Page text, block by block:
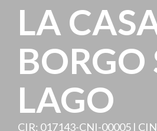
contenuto
principale
LA
BORGO
LAGO
CIR: 017143-CNI-00005 |